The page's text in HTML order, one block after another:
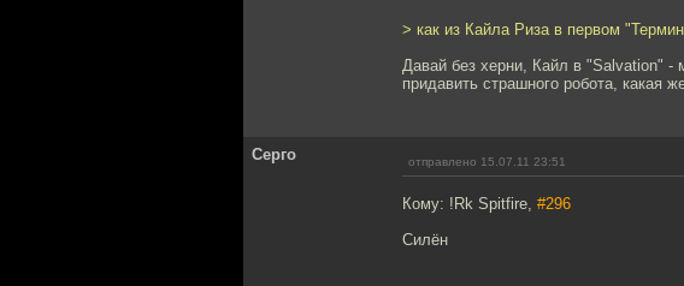
> как из Кайла Риза в первом
Давай без херни, Кайл в "Salvation" -
придавить страшного робота, какая
Серго отправлено 15.07.11 23:51
Кому: !Rk Spitfire, #296
Силён